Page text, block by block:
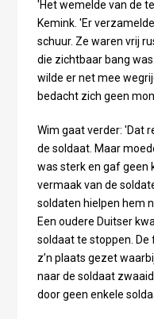
'Het wemelde van de
Kemink. 'Er
schuur. Ze waren vrij
die zichtbaar bang
wilde er net mee
bedacht zich geen
Wim gaat verder: 'Dat
de soldaat. Maar
was sterk en gaf geen
vermaak van de
soldaten hielpen hem
Een oudere Duitser
soldaat te stoppen.
z’n plaats gezet
naar de soldaat
door geen enkele